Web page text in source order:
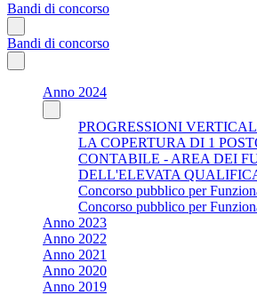
Bandi di concorso
Bandi di concorso
Anno 2024
PROGRESSIONI
LA COPERTURA DI 1
CONTABILE - AREA DEI
DELL'ELEVATA
Concorso pubblico per
Concorso pubblico per
Anno 2023
Anno 2022
Anno 2021
Anno 2020
Anno 2019